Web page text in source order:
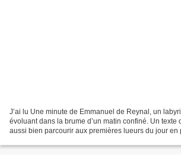
J’ai lu Une minute de Emmanuel de Reynal, un
évoluant dans la brume d’un matin confiné. Un texte
aussi bien parcourir aux premières lueurs du jour en